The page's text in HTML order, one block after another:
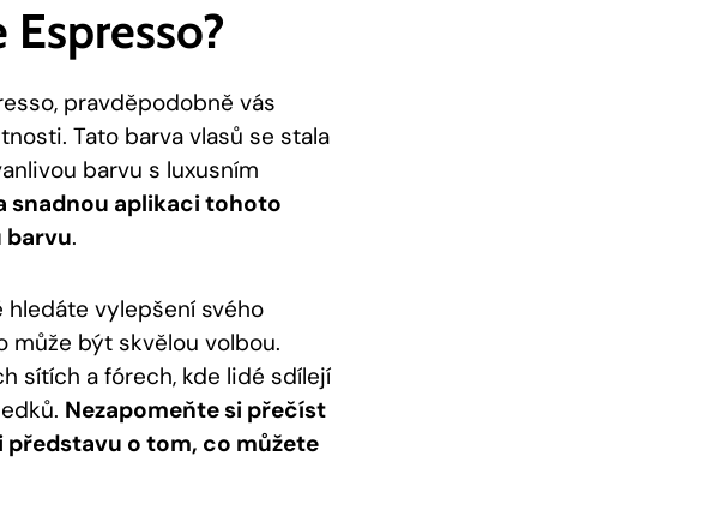
pravděpodobně vás⁤
Tato ‌barva vlasů se stala
barvu s luxusním
snadnou ‍aplikaci tohoto
barvu.
vylepšení svého
může být⁢ skvělou‌ volbou.
sítích a ⁤fórech, kde lidé​ sdílejí
Nezapomeňte si ⁢přečíst
o tom, co můžete